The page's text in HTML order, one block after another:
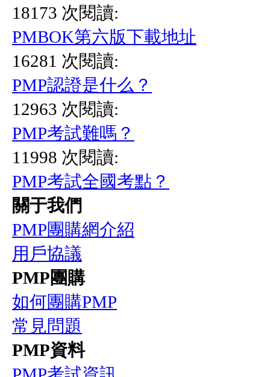
18173 次閱讀:
PMBOK第六版下載地址
16281 次閱讀:
PMP認證是什么？
12963 次閱讀:
PMP考試難嗎？
11998 次閱讀:
PMP考試全國考點？
關于我們
PMP團購網介紹
用戶協議
PMP團購
如何團購PMP
常見問題
PMP資料